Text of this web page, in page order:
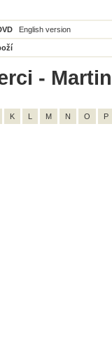
English version
-
K L M N O P